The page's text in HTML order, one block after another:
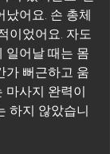
어요. 손 총체
이었어요. 자도
일어날 때는 몸
가 뻐근하고 움
마사지 완력이
하지 않았습니